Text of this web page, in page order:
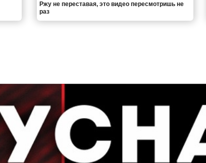
Ржу не переставая, это видео пересмотришь не
раз